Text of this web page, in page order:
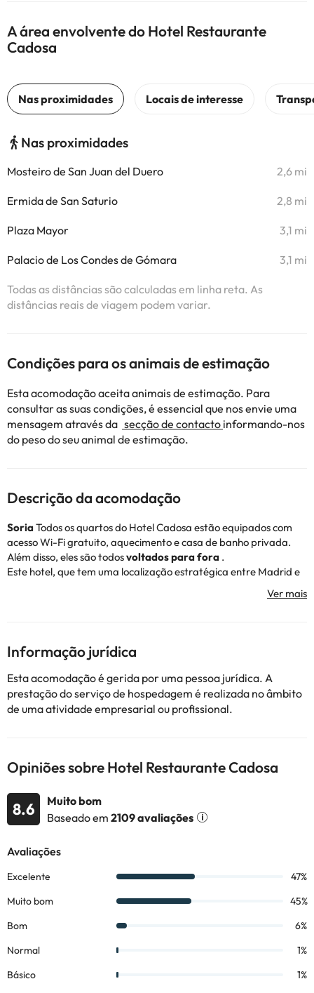
A área envolvente do Hotel Restaurante
Cadosa
Nas proximidades
Mosteiro de San Juan del Duero 2,6 mi
Ermida de San Saturio 2,8 mi
Plaza Mayor 3,1 mi
Palacio de Los Condes de Gómara 3,1 mi
Todas as distâncias são calculadas em linha reta. As
distâncias reais de viagem podem variar.
Condições para os animais de estimação
Esta acomodação aceita animais de estimação. Para
consultar as suas condições, é essencial que nos envie uma
mensagem através da secção de contacto informando-nos
do peso do seu animal de estimação.
Descrição da acomodação
SoriaTodos os quartos do Hotel Cadosa estão equipados com
acesso Wi-Fi gratuito, aquecimento e casa de banho privada.
Além disso, eles são todosvoltados para fora .
Este hotel, que tem uma localização estratégica entre Madrid e
estacionamento
Alguns dos serviços indicados podem ter custos adicionais. Pode
Todas as informações desta página estão sujeitas a alterações
por parte do alojamento. Se tiver alguma dúvida, contacte-nos.
Informação jurídica
Esta acomodação é gerida por uma pessoa jurídica. A
prestação do serviço de hospedagem é realizada no âmbito
de uma atividade empresarial ou profissional.
Opiniões sobre Hotel Restaurante Cadosa
8.6
Muito bom
Baseado em 2109 avaliações